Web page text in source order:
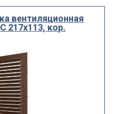
вентиляционная
217х113, кор.